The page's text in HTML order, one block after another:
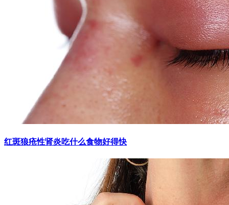
红斑狼疮性肾炎吃什么食物好得快